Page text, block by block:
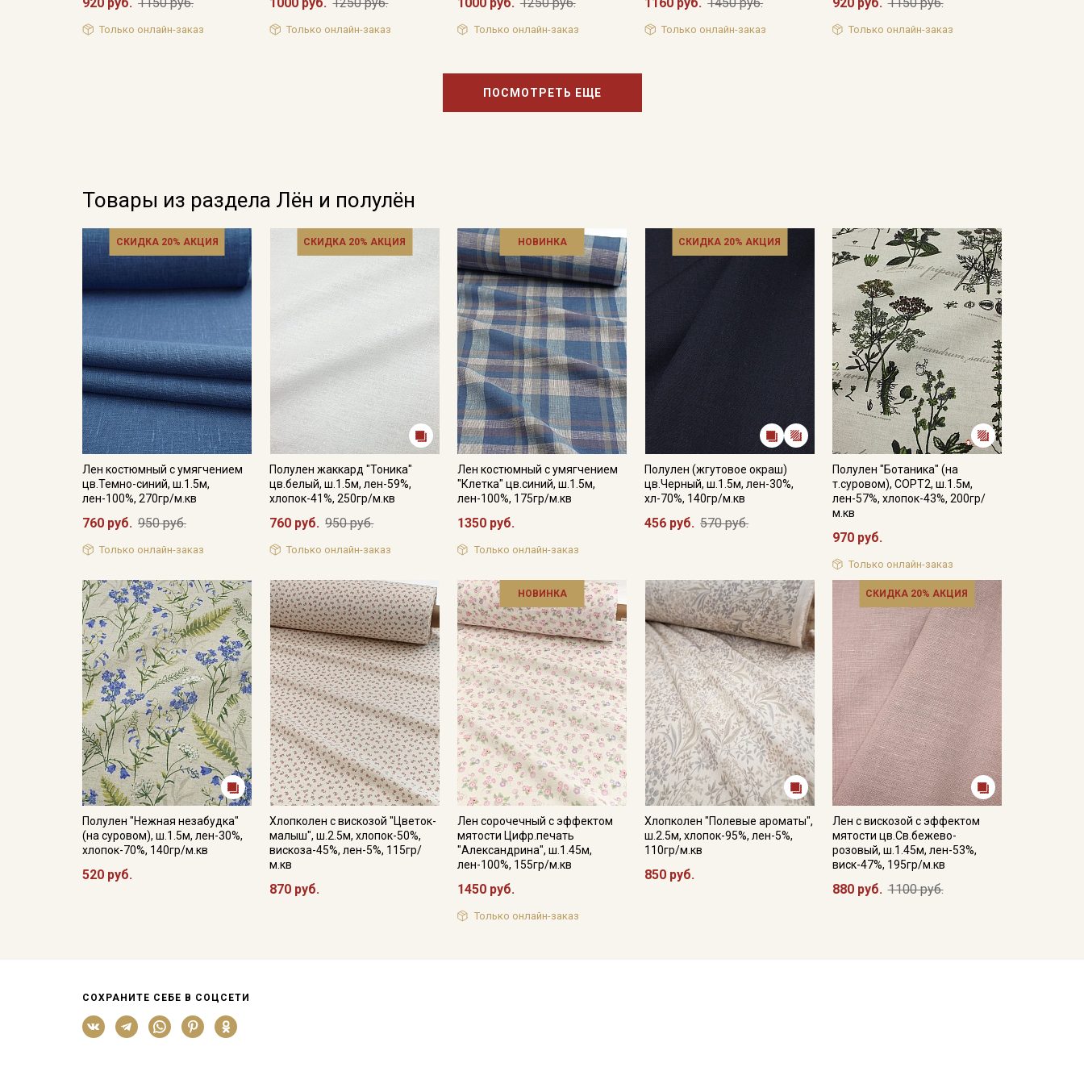
Только онлайн-заказ Только онлайн-заказ Только онлайн-заказ Только онлайн-заказ Только онлайн-заказ
ПОСМОТРЕТЬ ЕЩЕ
Товары из раздела Лён и полулён
СКИДКА 20% АКЦИЯ
Лен костюмный с умягчением
цв.Темно-синий, ш.1.5м,
лен-100%, 270гр/м.кв
760 руб. 950 руб.
Только онлайн-заказ
СКИДКА 20% АКЦИЯ
Полулен жаккард "Тоника"
цв.белый, ш.1.5м, лен-59%,
хлопок-41%, 250гр/м.кв
760 руб. 950 руб.
Только онлайн-заказ
НОВИНКА
Лен костюмный с умягчением
"Клетка" цв.синий, ш.1.5м,
лен-100%, 175гр/м.кв
1350 руб.
Только онлайн-заказ
СКИДКА 20% АКЦИЯ
Полулен (жгутовое окраш)
цв.Черный, ш.1.5м, лен-30%,
хл-70%, 140гр/м.кв
456 руб. 570 руб.
Полулен "Ботаника" (на
т.суровом), СОРТ2, ш.1.5м,
лен-57%, хлопок-43%, 200гр/
м.кв
970 руб.
Только онлайн-заказ
Полулен "Нежная незабудка"
(на суровом), ш.1.5м, лен-30%,
хлопок-70%, 140гр/м.кв
520 руб.
Хлопколен с вискозой "Цветок-
малыш", ш.2.5м, хлопок-50%,
вискоза-45%, лен-5%, 115гр/
м.кв
870 руб.
НОВИНКА
Лен сорочечный с эффектом
мятости Цифр.печать
"Александрина", ш.1.45м,
лен-100%, 155гр/м.кв
1450 руб.
Только онлайн-заказ
Хлопколен "Полевые ароматы",
ш.2.5м, хлопок-95%, лен-5%,
110гр/м.кв
850 руб.
СКИДКА 20% АКЦИЯ
Лен с вискозой с эффектом
мятости цв.Св.бежево-
розовый, ш.1.45м, лен-53%,
виск-47%, 195гр/м.кв
880 руб. 1100 руб.
СОХРАНИТЕ СЕБЕ В СОЦСЕТИ